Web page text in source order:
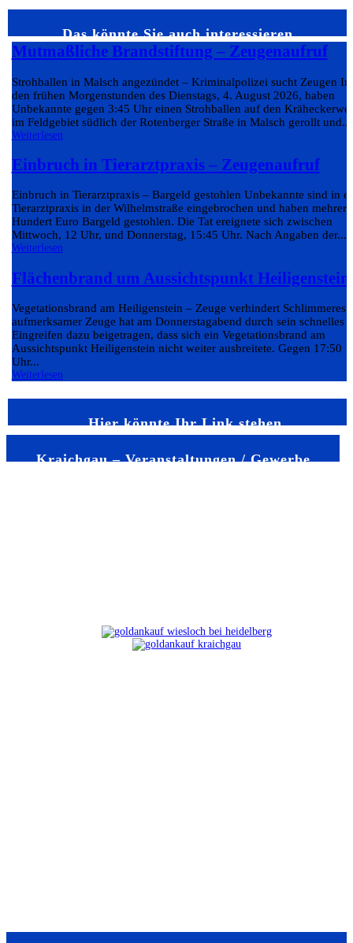
Das könnte Sie auch interessieren…
Mutmaßliche Brandstiftung – Zeugenaufruf
Strohballen in Malsch angezündet – Kriminalpolizei sucht Zeugen In
den frühen Morgenstunden des Dienstags, 4. August 2026, haben
Unbekannte gegen 3:45 Uhr einen Strohballen auf den
im Feldgebiet südlich der Rotenberger Straße in Malsch gerollt und...
Weiterlesen
Einbruch in Tierarztpraxis – Zeugenaufruf
Einbruch in Tierarztpraxis – Bargeld gestohlen Unbekannte sind in
Tierarztpraxis in der Wilhelmstraße eingebrochen und haben mehrere
Hundert Euro Bargeld gestohlen. Die Tat ereignete sich zwischen
Mittwoch, 12 Uhr, und Donnerstag, 15:45 Uhr. Nach Angaben der...
Weiterlesen
Flächenbrand um Aussichtspunkt Heiligenstein
Vegetationsbrand am Heiligenstein – Zeuge verhindert Schlimmeres
aufmerksamer Zeuge hat am Donnerstagabend durch sein schnelles
Eingreifen dazu beigetragen, dass sich ein Vegetationsbrand am
Aussichtspunkt Heiligenstein nicht weiter ausbreitete. Gegen 17:50
Uhr...
Weiterlesen
Hier könnte Ihr Link stehen
Kraichgau – Veranstaltungen / Gewerbe